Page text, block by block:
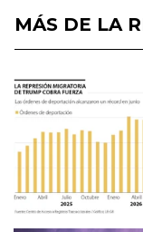
MÁS DE LA